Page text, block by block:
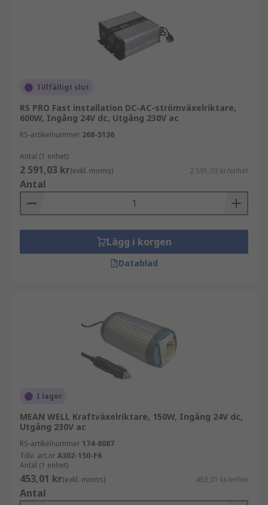
Tillfälligt slut
RS PRO Fast installation DC-AC-strömväxelriktare,
600W, Ingång 24V dc, Utgång 230V ac
RS-artikelnummer 268-5136
Antal (1 enhet)
2 591,03 kr(exkl. moms) 2 591,03 kr/enhet
Antal
Lägg i korgen
Datablad
I lager
MEAN WELL Kraftväxelriktare, 150W, Ingång 24V dc,
Utgång 230V ac
RS-artikelnummer 174-8087
Tillv. art.nrA302-150-F6
Antal (1 enhet)
453,01 kr(exkl. moms) 453,01 kr/enhet
Antal